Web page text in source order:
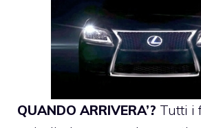
QUANDO ARRIVERA’? Tutti i